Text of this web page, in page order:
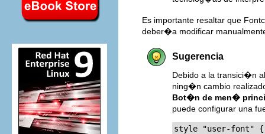
Es importante resaltar que
deber�a modificar
Sugerencia
Debido a la transici�n
ning�n cambio
Bot�n de men�
puede configurar una
style "user-font" {